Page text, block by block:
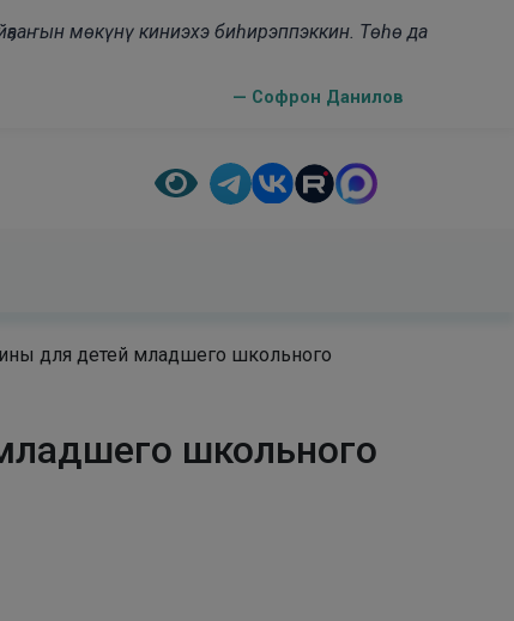
мөкүнү киниэхэ биһирэппэккин. Төһө да
— Софрон Данилов
для детей младшего школьного
школьного